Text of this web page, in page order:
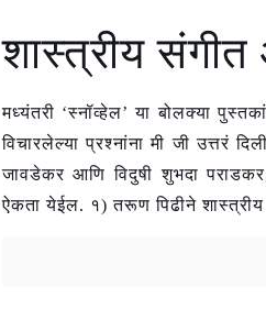
शास्त्रीय
मध्यंतरी ‘स्नॉव्हेल’ या बोलक्या
विचारलेल्या प्रश्नांना मी जी उत्तरं
जावडेकर आणि विदुषी शुभदा पराडकर
ऐकता येईल. १) तरूण पिढीने